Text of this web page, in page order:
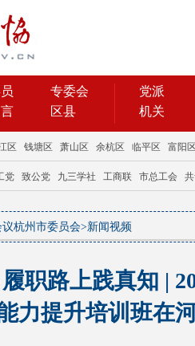
杭州市委员会>新闻视频
职路上践真知 |
力提升培训班在